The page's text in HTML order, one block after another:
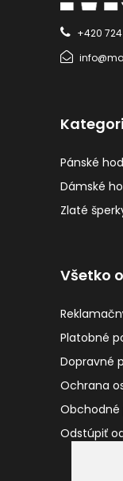
+420 724
Pánské
Dámské
Zlaté
Všetko
Platobné
Dopravné
Ochrana
Odstúpiť